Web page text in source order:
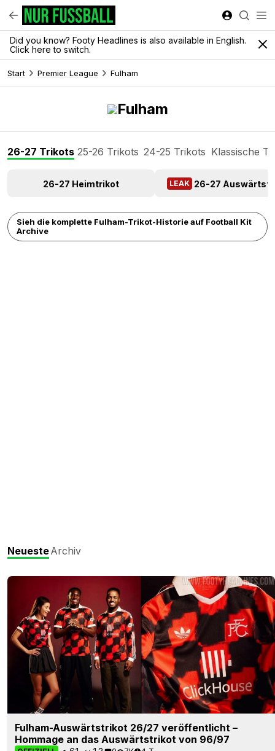
Did you know? Footy Headlines is also available in English.
Click here to switch.
Start Premier League Fulham
Fulham
26-27 Trikots 25-26 Trikots 24-25 Trikots Klassische
26-27 Heimtrikot LEAK 26-27
Sieh die komplette Fulham-Trikot-Historie auf Football Kit
Archive
NeuesteArchiv
Fulham-Auswärtstrikot 26/27 veröffentlicht –
Hommage an das Auswärtstrikot von 96/97